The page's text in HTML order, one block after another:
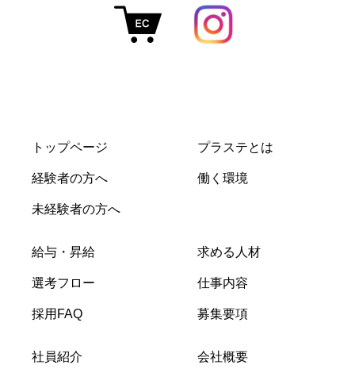
トップページ
経験者の方へ
未経験者の方へ
プラステとは
働く環境
給与・昇給
選考フロー
採用FAQ
求める人材
仕事内容
募集要項
社員紹介 会社概要